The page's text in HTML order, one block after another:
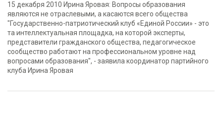
15 декабря 2010 Ирина Яровая: Вопросы образования
являются не отраслевыми, а касаются всего общества
"Государственно-патриотический клуб «Единой России» - это
та интеллектуальная площадка, на которой эксперты,
представители гражданского общества, педагогическое
сообщество работают на профессиональном уровне над
вопросами образования", - заявила координатор партийного
клуба Ирина Яровая